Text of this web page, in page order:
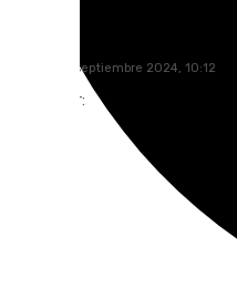
martes, 10 septiembre 2024, 10:12
Compartir: